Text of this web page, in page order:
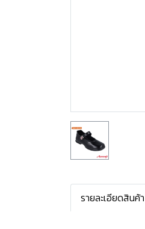
รายละเอียดสินค้า